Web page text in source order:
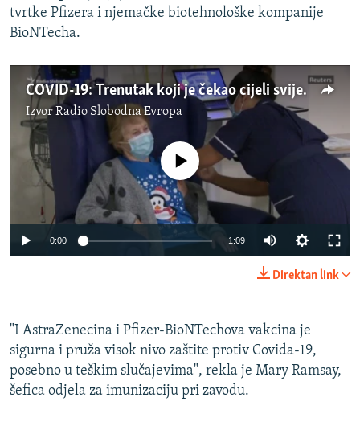
tvrtke Pfizera i njemačke biotehnološke kompanije
BioNTecha.
COVID-19: Trenutak koji je čekao cijeli svijet
IzvorRadio Slobodna Evropa
720p 1080p
No media source currently available
0:00 1:09
720p
1080p
Direktan link
"I AstraZenecina i Pfizer-BioNTechova vakcina je
sigurna i pruža visok nivo zaštite protiv Covida-19,
posebno u teškim slučajevima", rekla je Mary Ramsay,
šefica odjela za imunizaciju pri zavodu.